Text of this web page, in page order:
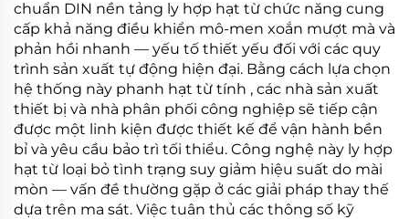
chuẩn DIN nền tảng ly hợp hạt từ chức năng cung
cấp khả năng điều khiển mô-men xoắn mượt mà và
phản hồi nhanh — yếu tố thiết yếu đối với các quy
trình sản xuất tự động hiện đại. Bằng cách lựa chọn
hệ thống này phanh hạt từ tính , các nhà sản xuất
thiết bị và nhà phân phối công nghiệp sẽ tiếp cận
được một linh kiện được thiết kế để vận hành bền
bỉ và yêu cầu bảo trì tối thiểu. Công nghệ này ly hợp
hạt từ loại bỏ tình trạng suy giảm hiệu suất do mài
mòn — vấn đề thường gặp ở các giải pháp thay thế
dựa trên ma sát. Việc tuân thủ các thông số kỹ